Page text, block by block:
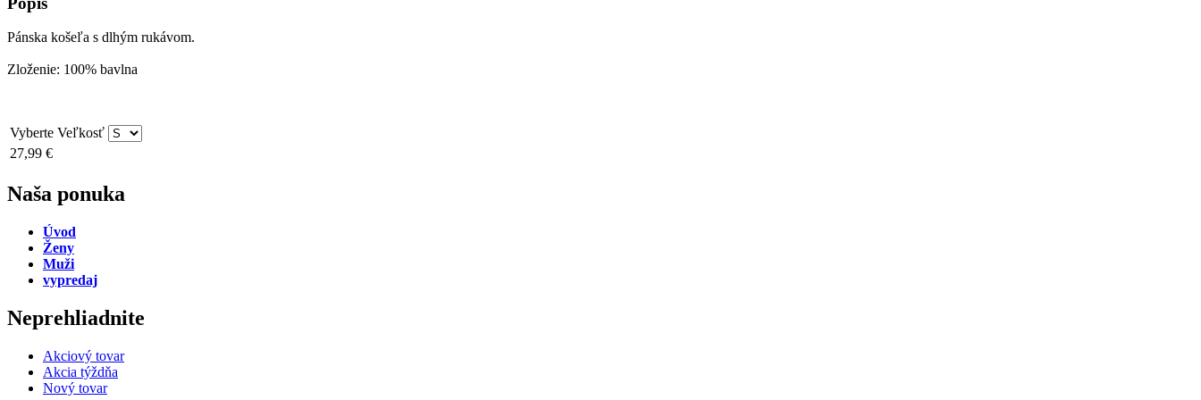
Pánska košeľa s dlhým rukávom.
Zloženie: 100% bavlna
Vyberte Veľkosť
27,99 €
Naša ponuka
Úvod
Ženy
Muži
vypredaj
Neprehliadnite
Akciový tovar
Akcia týždňa
Nový tovar